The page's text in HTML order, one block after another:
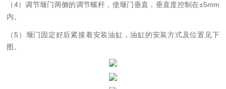
（4）调节堰门两侧的调节螺杆，使堰门垂直，垂直度控制在±5mm
内。
（ 5）堰门固定好后紧接着安装油缸，油缸的安装方式及位置见下
图。